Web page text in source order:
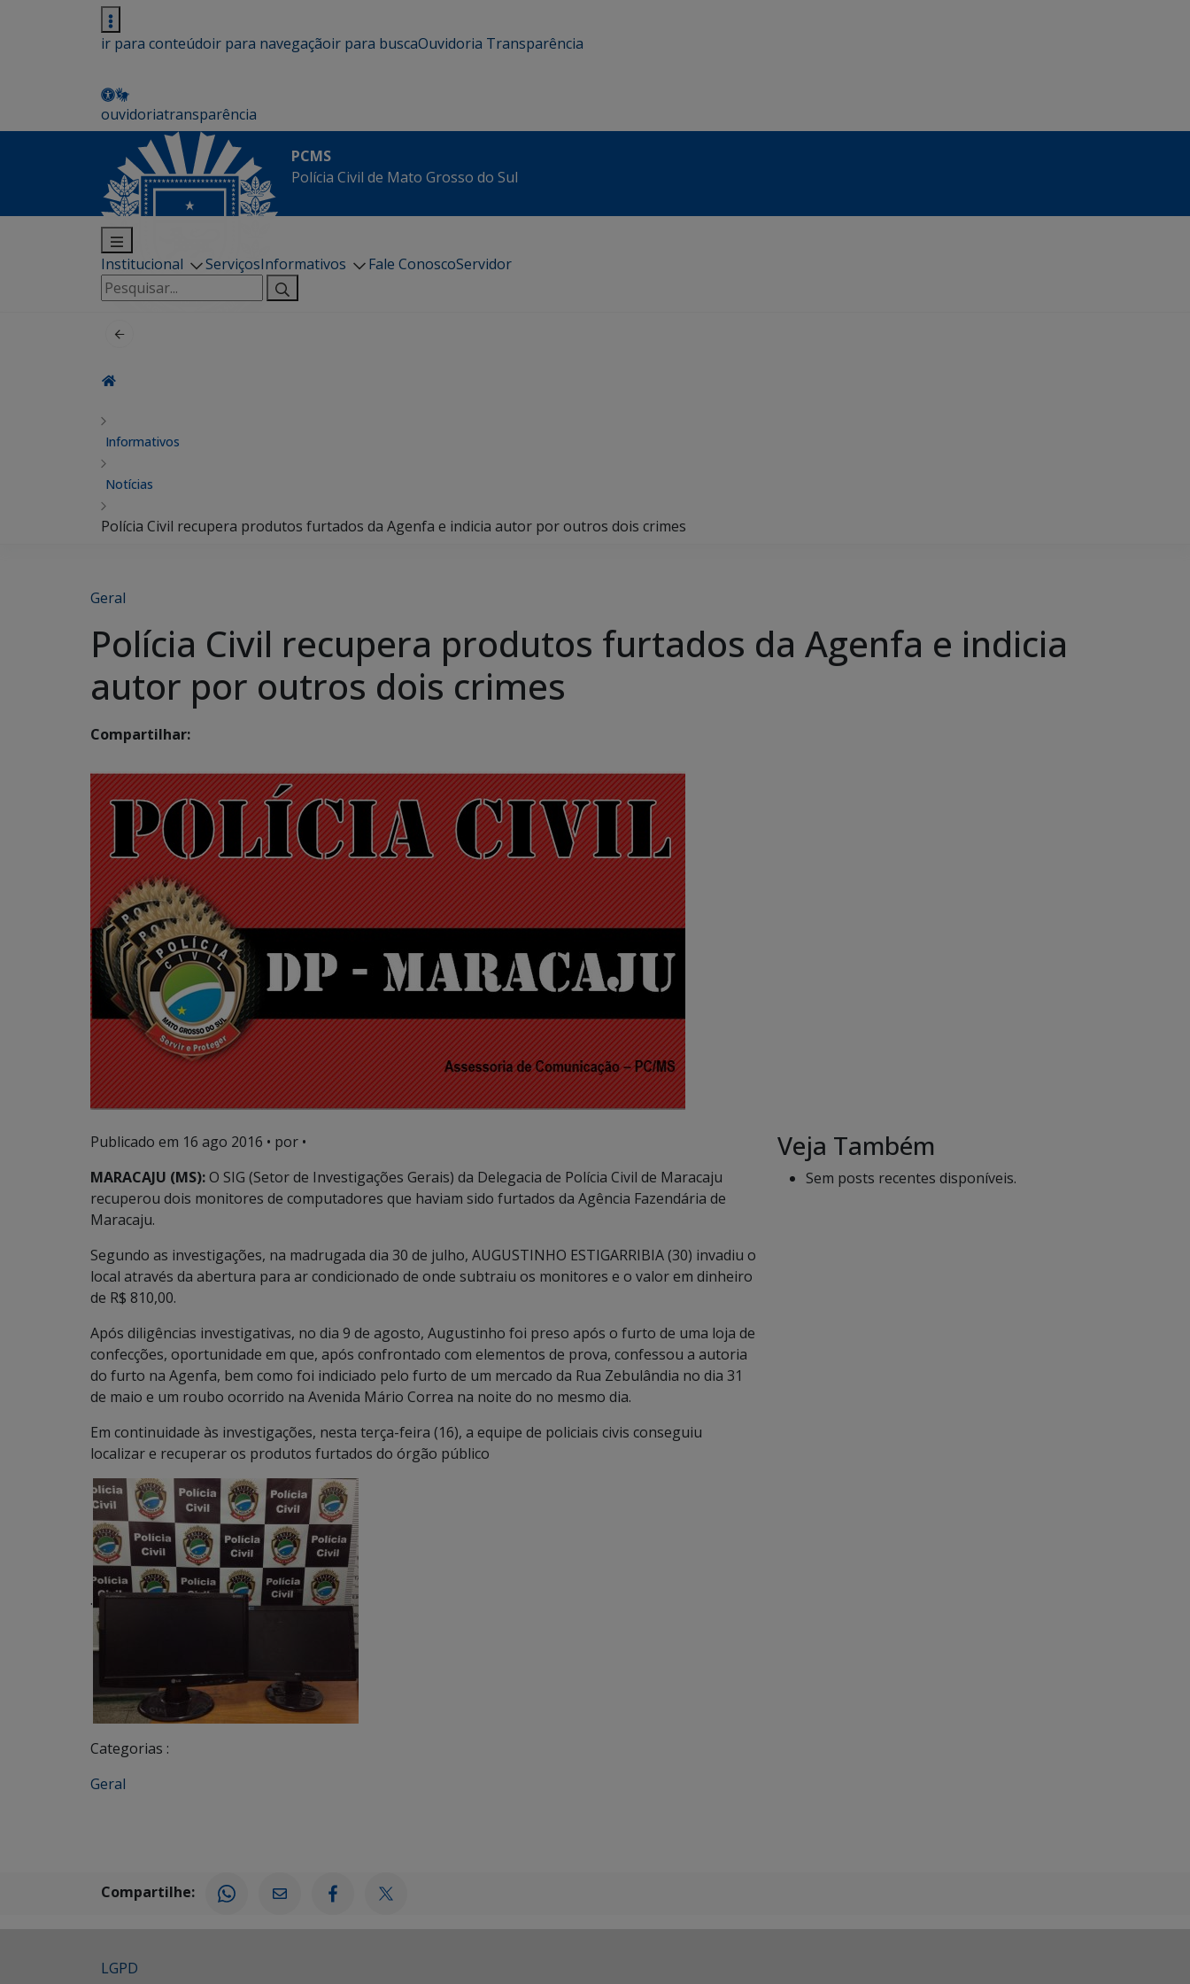
ir para conteúdoir para navegaçãoir para buscaOuvidoria Transparência
ouvidoriatransparência
PCMS
Polícia Civil de Mato Grosso do Sul
Institucional ServiçosInformativos Fale ConoscoServidor
Pesquisar
por:
Informativos
Notícias
Polícia Civil recupera produtos furtados da Agenfa e indicia autor por outros dois crimes
Geral
Polícia Civil recupera produtos furtados da Agenfa e indicia
autor por outros dois crimes
Compartilhar:
Publicado em 16 ago 2016 • por •
MARACAJU (MS):O SIG (Setor de Investigações Gerais) da Delegacia de Polícia Civil de Maracaju
recuperou dois monitores de computadores que haviam sido furtados da Agência Fazendária de
Maracaju.
Segundo as investigações, na madrugada dia 30 de julho, AUGUSTINHO ESTIGARRIBIA (30) invadiu o
local através da abertura para ar condicionado de onde subtraiu os monitores e o valor em dinheiro
de R$ 810,00.
Após diligências investigativas, no dia 9 de agosto, Augustinho foi preso após o furto de uma loja de
confecções, oportunidade em que, após confrontado com elementos de prova, confessou a autoria
do furto na Agenfa, bem como foi indiciado pelo furto de um mercado da Rua Zebulândia no dia 31
de maio e um roubo ocorrido na Avenida Mário Correa na noite do no mesmo dia.
Em continuidade às investigações, nesta terça-feira (16), a equipe de policiais civis conseguiu
localizar e recuperar os produtos furtados do órgão público
.
Categorias :
Geral
Veja Também
Sem posts recentes disponíveis.
Compartilhe:
LGPD